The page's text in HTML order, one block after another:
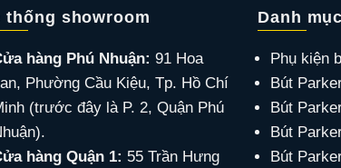
thống showroom
hàng Phú Nhuận: 91 Hoa
Phường Cầu Kiệu, Tp. Hồ Chí
(trước đây là P. 2, Quận Phú
hàng Quận 1: 55 Trần Hưng
Danh
Phụ kiện
Bút
Bút
Bút
Bút